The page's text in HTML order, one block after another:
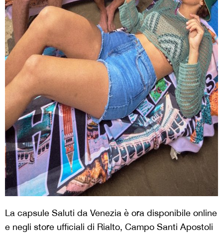
La capsule Saluti da Venezia è ora disponibile online
e negli store ufficiali di Rialto, Campo Santi Apostoli